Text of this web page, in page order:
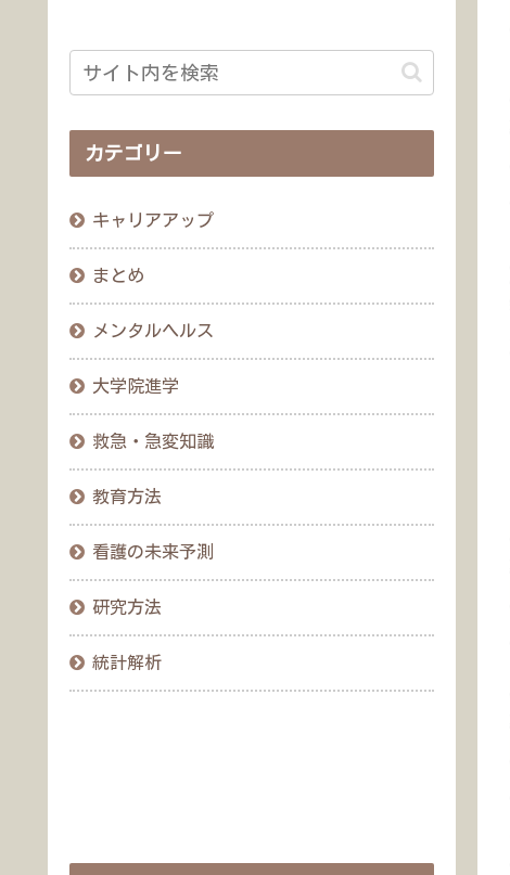
カテゴリー
キャリアアップ
まとめ
メンタルヘルス
大学院進学
救急・急変知識
教育方法
看護の未来予測
研究方法
統計解析